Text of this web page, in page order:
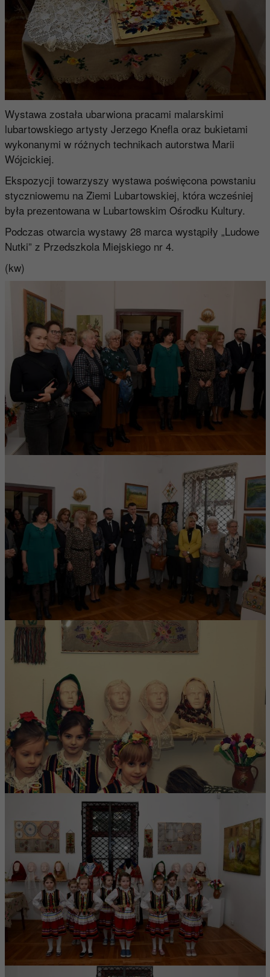
Wystawa została ubarwiona pracami malarskimi
lubartowskiego artysty Jerzego Knefla oraz bukietami
wykonanymi w różnych technikach autorstwa Marii
Wójcickiej.
Ekspozycji towarzyszy wystawa poświęcona powstaniu
styczniowemu na Ziemi Lubartowskiej, która wcześniej
była prezentowana w Lubartowskim Ośrodku Kultury.
Podczas otwarcia wystawy 28 marca wystąpiły „Ludowe
Nutki” z Przedszkola Miejskiego nr 4.
(kw)